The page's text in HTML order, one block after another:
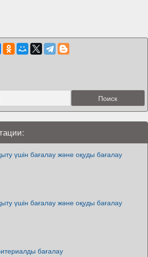
үшін бағалау және оқуды бағалау
үшін бағалау және оқуды бағалау
бағалау